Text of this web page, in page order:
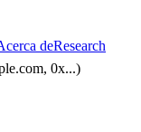
deResearch
0x...)